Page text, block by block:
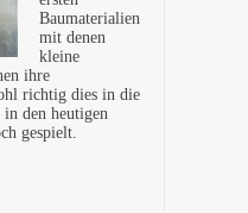
Baumaterialien
mit denen
kleine
ihre
richtig dies in die
in den heutigen
gespielt.